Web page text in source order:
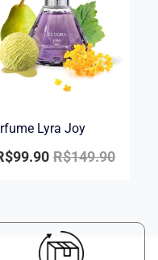
Lyra Joy
R$149.90
99.90